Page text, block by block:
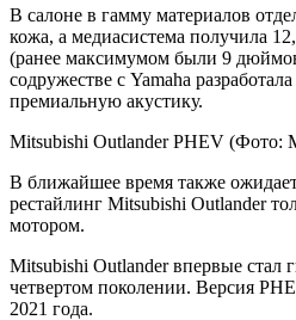
В салоне в гамму материалов
кожа, а медиасистема получила
(ранее максимумом были 9
содружестве с Yamaha
премиальную акустику.
Mitsubishi Outlander PHEV (Фото:
В ближайшее время также
рестайлинг Mitsubishi Outlander
мотором.
Mitsubishi Outlander впервые стал
четвертом поколении. Версия
2021 года.